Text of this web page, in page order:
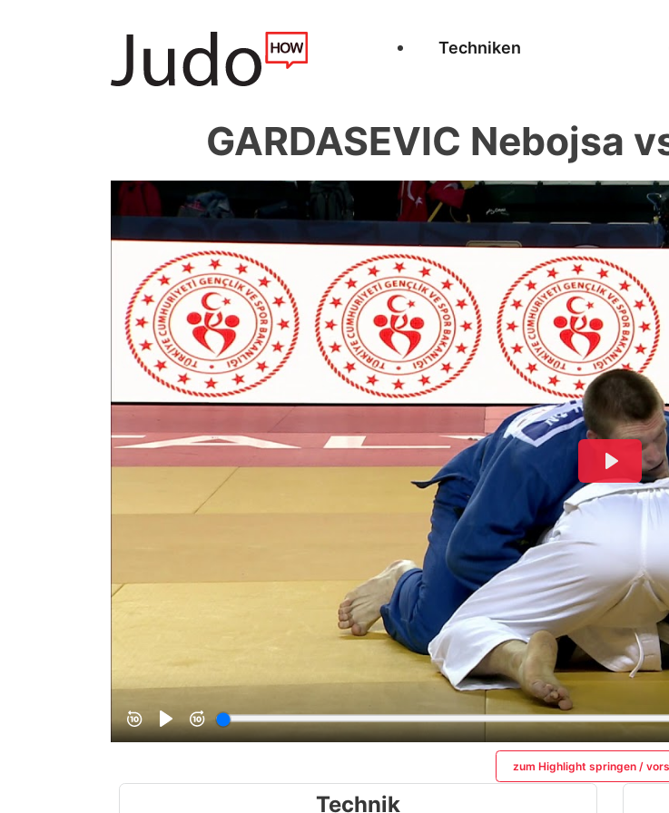
Techniken
GARDASEVIC Nebojsa
zum Highlight springen /
Technik